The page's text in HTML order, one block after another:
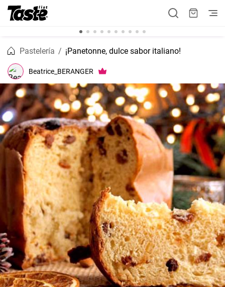
Pastelería ¡Panetonne, dulce sabor italiano!
Beatrice_BERANGER